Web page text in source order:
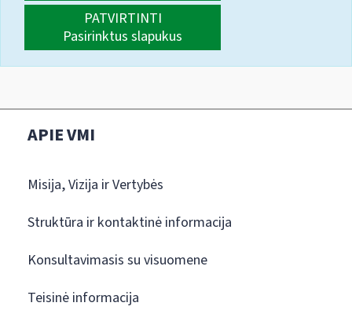
PATVIRTINTI
Pasirinktus slapukus
APIE VMI
Misija, Vizija ir Vertybės
Struktūra ir kontaktinė informacija
Konsultavimasis su visuomene
Teisinė informacija